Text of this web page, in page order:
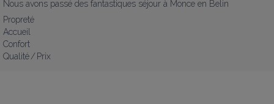
Nous avons passé des fantastiques séjour à Monce en Belin
Propreté
Accueil
Confort
Qualité / Prix